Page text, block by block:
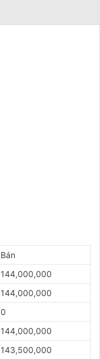
Bán
144,000,000
144,000,000
0
144,000,000
143,500,000